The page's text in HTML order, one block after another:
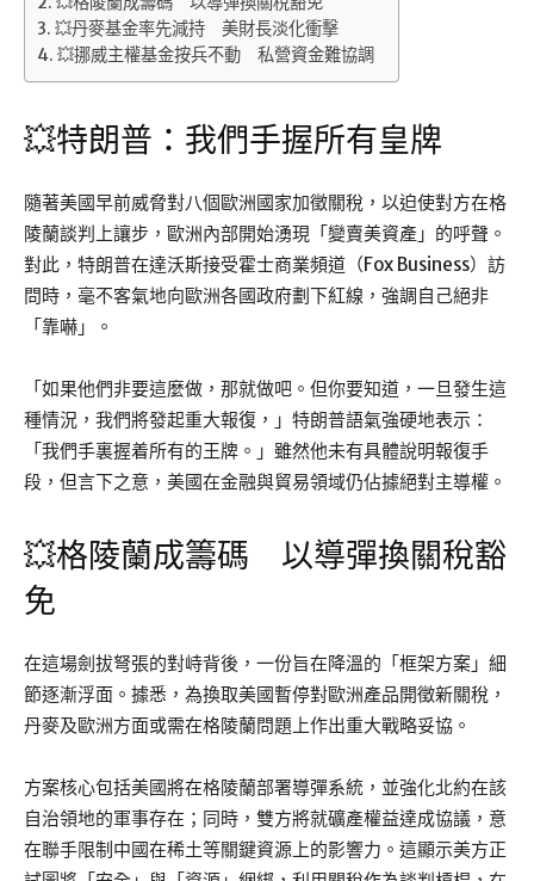
💥丹麥基金率先減持 美財長淡化衝擊
💥挪威主權基金按兵不動 私營資金難協調
💥特朗普：我們手握所有皇牌
隨著美國早前威脅對八個歐洲國家加徵關稅，以迫使對方在格
陵蘭談判上讓步，歐洲內部開始湧現「變賣美資產」的呼聲。
對此，特朗普在達沃斯接受霍士商業頻道（Fox Business）訪
問時，毫不客氣地向歐洲各國政府劃下紅線，強調自己絕非
「靠嚇」。
「如果他們非要這麼做，那就做吧。但你要知道，一旦發生這
種情況，我們將發起重大報復，」特朗普語氣強硬地表示：
「我們手裏握着所有的王牌。」雖然他未有具體說明報復手
段，但言下之意，美國在金融與貿易領域仍佔據絕對主導權。
💥格陵蘭成籌碼 以導彈換關稅豁
免
在這場劍拔弩張的對峙背後，一份旨在降溫的「框架方案」細
節逐漸浮面。據悉，為換取美國暫停對歐洲產品開徵新關稅，
丹麥及歐洲方面或需在格陵蘭問題上作出重大戰略妥協。
方案核心包括美國將在格陵蘭部署導彈系統，並強化北約在該
自治領地的軍事存在；同時，雙方將就礦產權益達成協議，意
在聯手限制中國在稀土等關鍵資源上的影響力。這顯示美方正